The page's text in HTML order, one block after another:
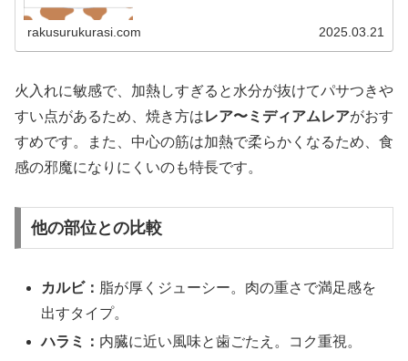
rakusurukurasi.com 2025.03.21
火入れに敏感で、加熱しすぎると水分が抜けてパサつきや
すい点があるため、焼き方はレア〜ミディアムレアがおす
すめです。また、中心の筋は加熱で柔らかくなるため、食
感の邪魔になりにくいのも特長です。
他の部位との比較
カルビ： 脂が厚くジューシー。肉の重さで満足感を
出すタイプ。
ハラミ： 内臓に近い風味と歯ごたえ。コク重視。